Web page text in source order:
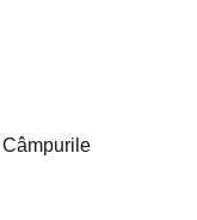
Câmpurile